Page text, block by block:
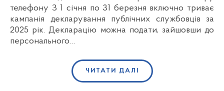
телефону З 1 січня по 31 березня включно триває
кампанія декларування публічних службовців за
2025 рік. Декларацію можна подати, зайшовши до
персонального…
ЧИТАТИ ДАЛІ